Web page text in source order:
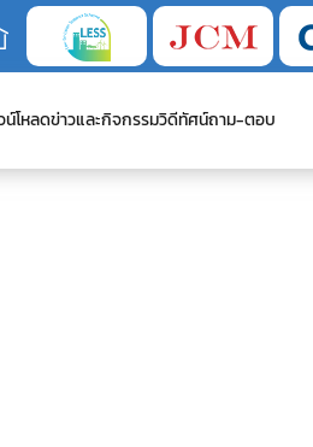
น์โหลดข่าวและกิจกรรมวิดีทัศน์ถาม-ตอบ